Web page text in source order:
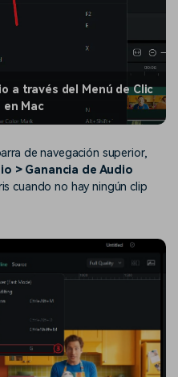
a través del Menú de Clic
en Mac
de navegación superior,
> Ganancia de Audio
cuando no hay ningún clip